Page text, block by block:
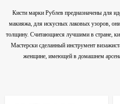
Кисти марки Рублев предназначены для
макияжа, для искусных лаковых узоров,
толщину. Считающиеся лучшими в стране,
Мастерски сделанный инструмент
женщине, имеющей в домашнем